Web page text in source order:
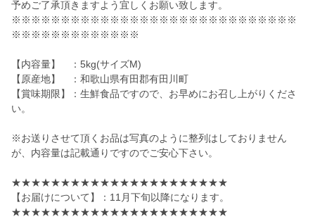
予めご了承頂きますよう宜しくお願い致します。
※※※※※※※※※※※※※※※※※※※※※※※※※※※※※
※※※※※※※※※※※※※
【内容量】 ：5kg(サイズM)
【原産地】 ：和歌山県有田郡有田川町
【賞味期限】：生鮮食品ですので、お早めにお召し上がりくださ
い。
※お送りさせて頂くお品は写真のように整列はしておりません
が、内容量は記載通りですのでご安心下さい。
★★★★★★★★★★★★★★★★★★★★★★
【お届けについて】：11月下旬以降になります。
★★★★★★★★★★★★★★★★★★★★★★